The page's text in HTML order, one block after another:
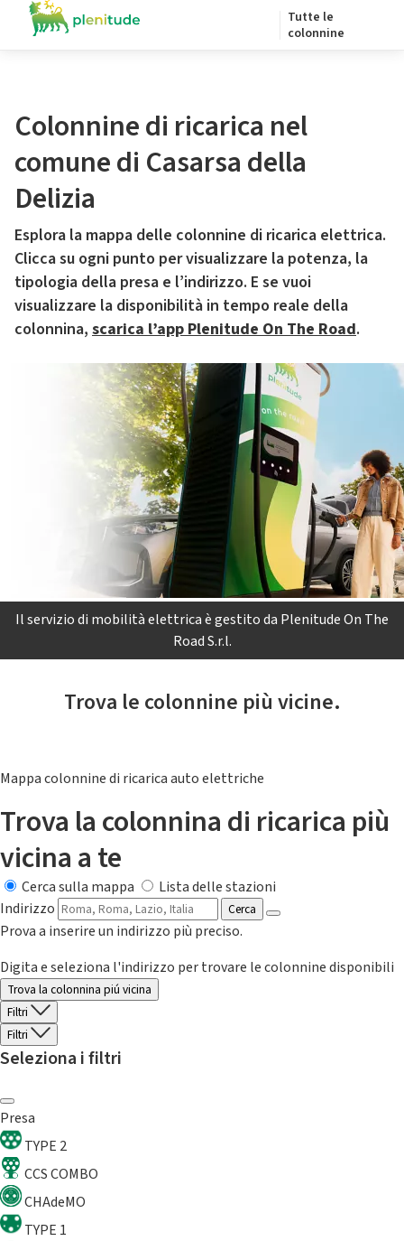
Tutte le
colonnine
Colonnine di ricarica nel
comune di Casarsa della
Delizia
Esplora la mappa delle colonnine di ricarica elettrica.
Clicca su ogni punto per visualizzare la potenza, la
tipologia della presa e l’indirizzo. E se vuoi
visualizzare la disponibilità in tempo reale della
colonnina, scarica l’app Plenitude On The Road.
Il servizio di mobilità elettrica è gestito da Plenitude On The
Road S.r.l.
Trova le colonnine più vicine.
Mappa colonnine di ricarica auto elettriche
Trova la colonnina di ricarica più
vicina a te
Cerca sulla mappa
Lista delle stazioni
Indirizzo
Cerca
Prova a inserire un indirizzo più preciso.
Digita e seleziona l'indirizzo per trovare le colonnine disponibili
Trova la colonnina piú vicina
Filtri
Filtri
Seleziona i filtri
Presa
TYPE 2
CCS COMBO
CHAdeMO
TYPE 1